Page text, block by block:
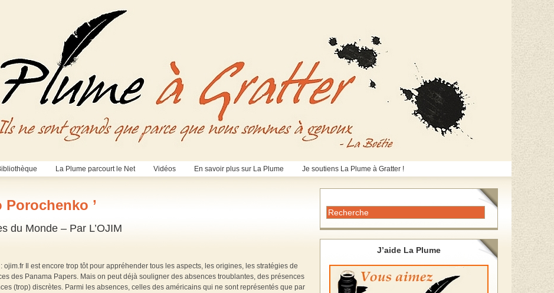
La Plume parcourt le Net Vidéos En savoir plus sur La Plume Je soutiens La Plume à Gratter !
’
du Monde – Par L’OJIM
ojim.fr Il est encore trop tôt pour appréhender tous les aspects, les origines, les stratégies de
des Panama Papers. Mais on peut déjà souligner des absences troublantes, des présences
(trop) discrètes. Parmi les absences, celles des américains qui ne sont représentés que par
J’aide La Plume